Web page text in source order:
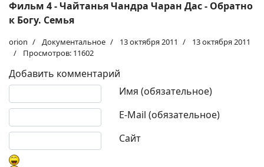
Фильм 4 - Чайтанья Чандра Чаран Дас - Обратно
к Богу. Семья
orion Документальное 13 октября 2011
13 октября 2011
Просмотров: 11602
Добавить комментарий
Имя (обязательное)
E-Mail (обязательное)
Сайт
Текст комментария